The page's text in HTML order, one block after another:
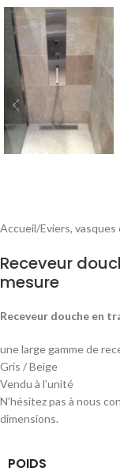
Accueil/Eviers,
Receveur
mesure
Receveur douche en
une large gamme de
Gris / Beige
Vendu à l’unité
N’hésitez pas à nous
dimensions.
POIDS